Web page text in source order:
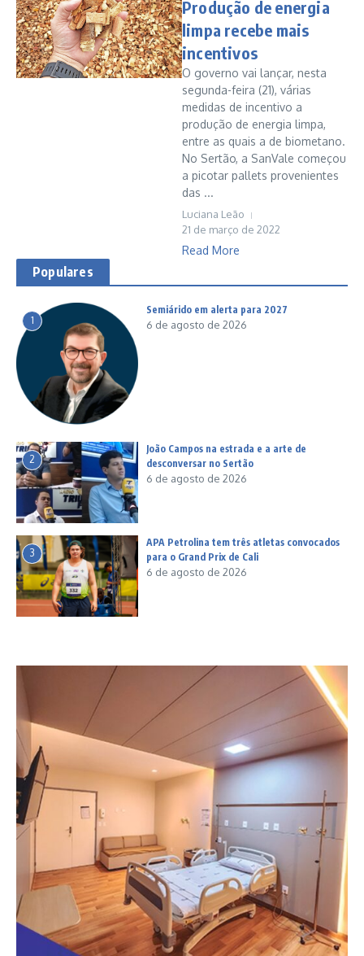
Produção de energia
limpa recebe mais
incentivos
O governo vai lançar, nesta
segunda-feira (21), várias
medidas de incentivo a
produção de energia limpa,
entre as quais a de biometano.
No Sertão, a SanVale começou
a picotar pallets provenientes
das ...
Luciana Leão
21 de março de 2022
Read More
Populares
1
Semiárido em alerta para 2027
6 de agosto de 2026
2
João Campos na estrada e a arte de
desconversar no Sertão
6 de agosto de 2026
3
APA Petrolina tem três atletas convocados
para o Grand Prix de Cali
6 de agosto de 2026